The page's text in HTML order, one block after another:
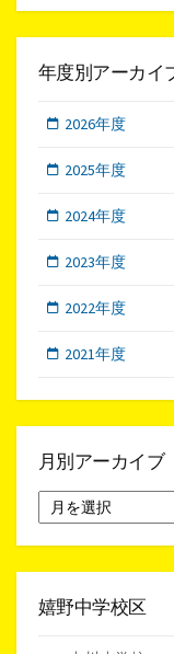
年度別アーカイ
2026年度
2025年度
2024年度
2023年度
2022年度
2021年度
月別アーカイブ
別
ア
イ
嬉野中学校区